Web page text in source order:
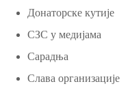
Донаторске кутије
СЗС у медијама
Сарадња
Слава организације